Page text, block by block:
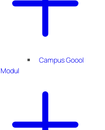
Campus Goool
Modul